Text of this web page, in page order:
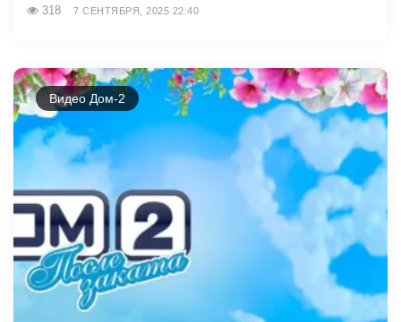
318 7 СЕНТЯБРЯ, 2025 22:40
Видео Дом-2